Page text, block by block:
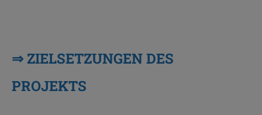
⇒ ZIELSETZUNGEN DES
PROJEKTS